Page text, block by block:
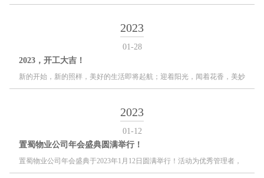
歇歇脚，把健康留住。劳动节，养养神，让幸福常驻。置蜀成都物业公司
2023
01-28
2023，开工大吉！
新的开始，新的照样，美好的生活即将起航；迎着阳光，闻着花香，美妙
的心情直往前方。
2023
01-12
置蜀物业公司年会盛典圆满举行！
置蜀物业公司年会盛典于2023年1月12日圆满举行！活动为优秀管理者，
优秀员工颁发了奖品及证书！